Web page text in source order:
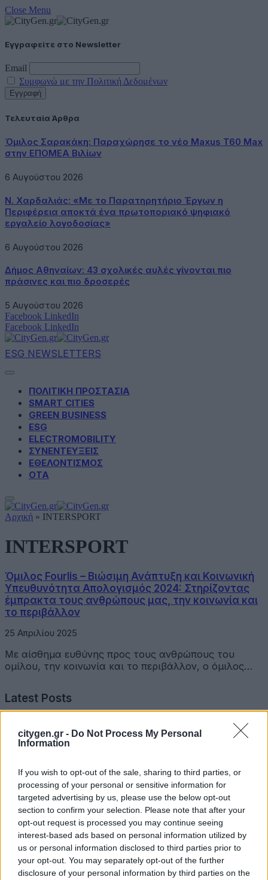
citygen.gr - Do Not Process My Personal
Information
If you wish to opt-out of the sale, sharing to third parties, or
processing of your personal or sensitive information for
targeted advertising by us, please use the below opt-out
section to confirm your selection. Please note that after your
opt-out request is processed you may continue seeing
interest-based ads based on personal information utilized by
us or personal information disclosed to third parties prior to
your opt-out. You may separately opt-out of the further
disclosure of your personal information by third parties on the
Close Menu
Εγγραφείτε στο Newsletter
Email
Συμφωνώ με την Πολιτική Δεδομένων
Τελευταία Άρθρα
Όμιλος Σαρακάκη: Παραχώρησε το νέο Maxus T60 Max
στην ΕΠΟΜΕΑ Βιλίων
6 Αυγούστου 2026
Ν. Χαρδαλιάς: «Με το Παρατηρητήριο Έργων η
Περιφέρεια αποκτά ένα πρωτοποριακό ψηφιακό
εργαλείο λογοδοσίας»
6 Αυγούστου 2026
Δήμος Αθηναίων: 43 σχολικές αυλές γίνονται πιο
πράσινες και πιο δροσερές
5 Αυγούστου 2026
Facebook LinkedIn
Facebook LinkedIn
ESG NEWSLETTERS
ΠΟΛΙΤΙΚΗ ΠΡΟΣΤΑΣΙΑ
SMART CITIES
GREEN BUSINESS
ESG
ELECTROMOBILITY
ΣΥΝΕΝΤΕΥΞΕΙΣ
ΕΘΕΛΟΝΤΙΣΜΟΣ
ΟΤΑ
Αρχική » INTERSPORT
INTERSPORT
Όμιλος Fourlis – Βιώσιμη Ανάπτυξη και Κοινωνική
Υπευθυνότητα Απολογισμός 2024: Στηρίζοντας
έμπρακτα τους ανθρώπους μας, την κοινωνία και
το περιβάλλον
25 Απριλίου 2025
Με αίσθημα ευθύνης προς τους ανθρώπους του
ομίλου, την κοινωνία και το περιβάλλον, ο όμιλος…
Latest Posts
Όμιλος Σαρακάκη: Παραχώρησε το νέο Maxus T60 Max
στην ΕΠΟΜΕΑ Βιλίων
Ν. Χαρδαλιάς: «Με το Παρατηρητήριο Έργων η
Περιφέρεια αποκτά ένα πρωτοποριακό ψηφιακό
εργαλείο λογοδοσίας»
6 Αυγούστου 2026
Δήμος Αθηναίων: 43 σχολικές αυλές γίνονται πιο
πράσινες και πιο δροσερές